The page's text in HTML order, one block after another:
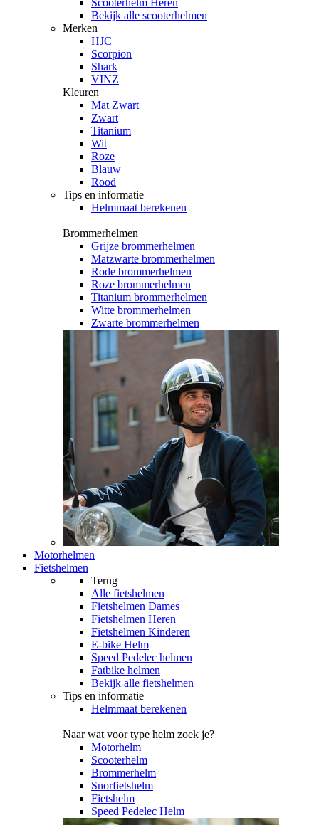
Scooterhelm Heren
Bekijk alle scooterhelmen
Merken
HJC
Scorpion
Shark
VINZ
Kleuren
Mat Zwart
Zwart
Titanium
Wit
Roze
Blauw
Rood
Tips en informatie
Helmmaat berekenen
Brommerhelmen
Grijze brommerhelmen
Matzwarte brommerhelmen
Rode brommerhelmen
Roze brommerhelmen
Titanium brommerhelmen
Witte brommerhelmen
Zwarte brommerhelmen
Motorhelmen
Fietshelmen
Terug
Alle fietshelmen
Fietshelmen Dames
Fietshelmen Heren
Fietshelmen Kinderen
E-bike Helm
Speed Pedelec helmen
Fatbike helmen
Bekijk alle fietshelmen
Tips en informatie
Helmmaat berekenen
Naar wat voor type helm zoek je?
Motorhelm
Scooterhelm
Brommerhelm
Snorfietshelm
Fietshelm
Speed Pedelec Helm